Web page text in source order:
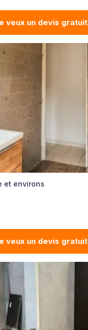
veux un devis gratuit
et environs
veux un devis gratuit